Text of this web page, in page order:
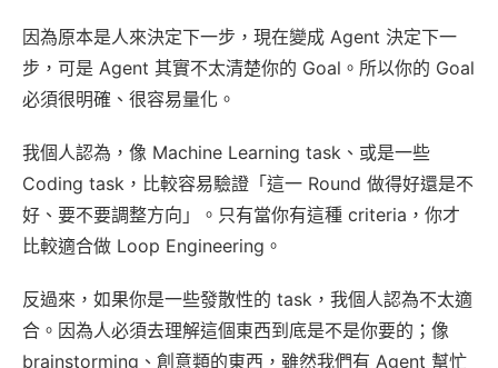
因為原本是人來決定下一步，現在變成 Agent 決定下一
步，可是 Agent 其實不太清楚你的 Goal。所以你的 Goal
必須很明確、很容易量化。
我個人認為，像 Machine Learning task、或是一些
Coding task，比較容易驗證「這一 Round 做得好還是不
好、要不要調整方向」。只有當你有這種 criteria，你才
比較適合做 Loop Engineering。
反過來，如果你是一些發散性的 task，我個人認為不太適
合。因為人必須去理解這個東西到底是不是你要的；像
brainstorming、創意類的東西，雖然我們有 Agent 幫忙